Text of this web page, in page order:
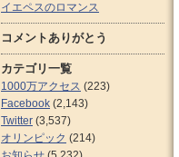
イエペスのロマンス
コメントありがとう
カテゴリ一覧
1000万アクセス (223)
Facebook (2,143)
Twitter (3,537)
オリンピック (214)